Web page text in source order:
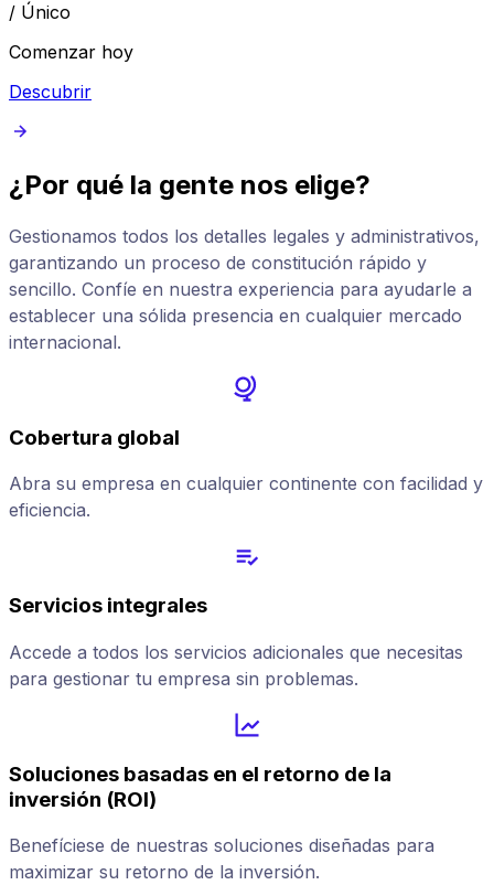
/ Único
Comenzar hoy
Descubrir
¿Por qué la gente nos elige?
Gestionamos todos los detalles legales y administrativos,
garantizando un proceso de constitución rápido y
sencillo. Confíe en nuestra experiencia para ayudarle a
establecer una sólida presencia en cualquier mercado
internacional.
Cobertura global
Abra su empresa en cualquier continente con facilidad y
eficiencia.
Servicios integrales
Accede a todos los servicios adicionales que necesitas
para gestionar tu empresa sin problemas.
Soluciones basadas en el retorno de la
inversión (ROI)
Benefíciese de nuestras soluciones diseñadas para
maximizar su retorno de la inversión.